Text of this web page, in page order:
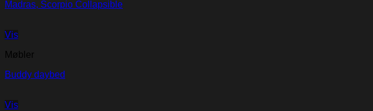
Madras, Scorpio Collapsible
Vis
Møbler
Buddy daybed
Vis